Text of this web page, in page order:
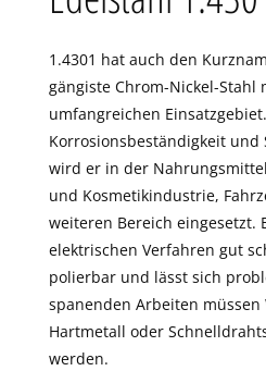
1.4301 hat auch den
gängiste Chrom-Nickel-Stahl
umfangreichen
Korrosionsbeständigkeit und
wird er in der
und Kosmetikindustrie,
weiteren Bereich eingesetzt.
elektrischen Verfahren gut
polierbar und lässt sich
spanenden Arbeiten müssen
Hartmetall oder
werden.